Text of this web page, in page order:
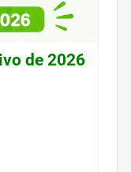
de 2026